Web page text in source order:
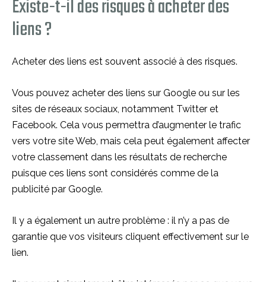
Existe-t-il des risques à acheter des
liens ?
Acheter des liens est souvent associé à des risques.
Vous pouvez acheter des liens sur Google ou sur les
sites de réseaux sociaux, notamment Twitter et
Facebook. Cela vous permettra d’augmenter le trafic
vers votre site Web, mais cela peut également affecter
votre classement dans les résultats de recherche
puisque ces liens sont considérés comme de la
publicité par Google.
Il y a également un autre problème : il n’y a pas de
garantie que vos visiteurs cliquent effectivement sur le
lien.